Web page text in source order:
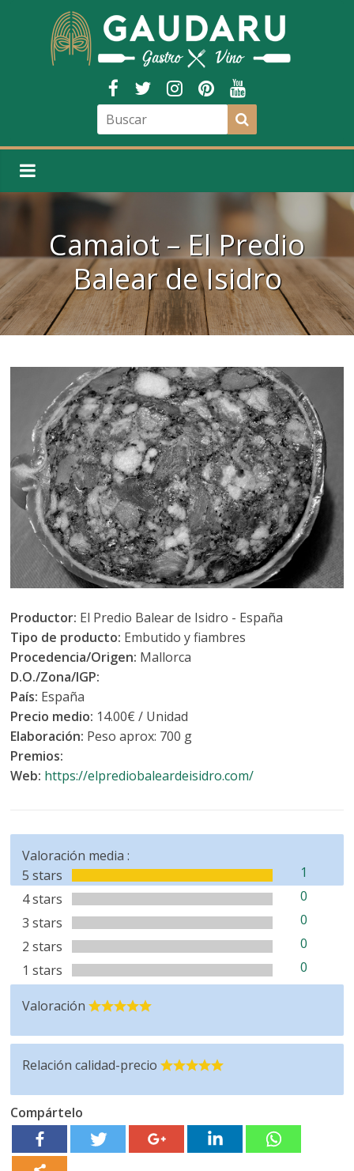
Camaiot – El Predio
Balear de Isidro
Productor: El Predio Balear de Isidro - España
Tipo de producto: Embutido y fiambres
Procedencia/Origen: Mallorca
D.O./Zona/IGP:
País: España
Precio medio: 14.00€ / Unidad
Elaboración: Peso aprox: 700 g
Premios:
Web: https://elprediobaleardeisidro.com/
Valoración media :
5 stars
1
4 stars
0
3 stars
0
2 stars
0
1 stars
0
Valoración
Relación calidad-precio
Compártelo